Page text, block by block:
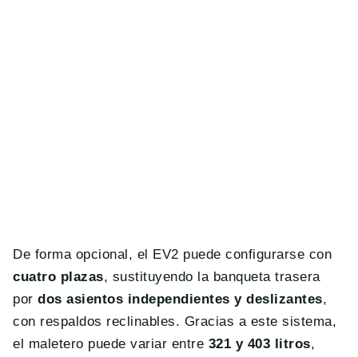
De forma opcional, el EV2 puede configurarse con
cuatro plazas, sustituyendo la banqueta trasera
pordos asientos independientes y deslizantes,
con respaldos reclinables. Gracias a este sistema,
el maletero puede variar entre 321 y 403 litros,